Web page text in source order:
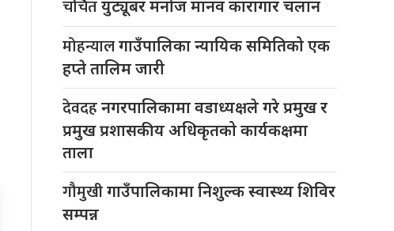
चर्चितयुट्यूबर मनोज मानव कारागार चलान
मोहन्यालगाउँपालिका न्यायिक समितिको एक
हप्ते तालिम जारी
देवदहनगरपालिकामा वडाध्यक्षले गरे प्रमुख र
प्रमुख प्रशासकीय अधिकृतको कार्यकक्षमा
ताला
गौमुखीगाउँपालिकामा निशुल्क स्वास्थ्य शिविर
सम्पन्न